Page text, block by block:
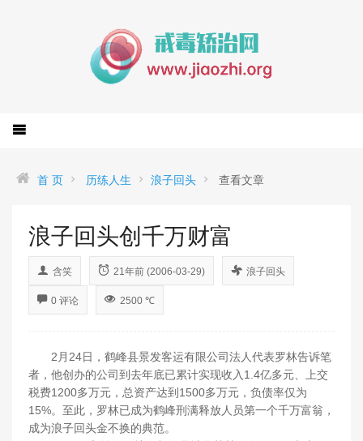
首 页 历练人生 浪子回头 查看文章
浪子回头创千万财富
含笑 21年前 (2006-03-29) 浪子回头
0 评论 2500 ℃
2月24日，鹤峰县景发客运有限公司法人代表罗林告诉笔
者，他创办的公司到去年底已累计实现收入1.4亿多元、上交
税费1200多万元，总资产达到1500多万元，负债率仅为
15%。至此，罗林已成为鹤峰刑满释放人员第一个千万富翁，
成为浪子回头金不换的典范。